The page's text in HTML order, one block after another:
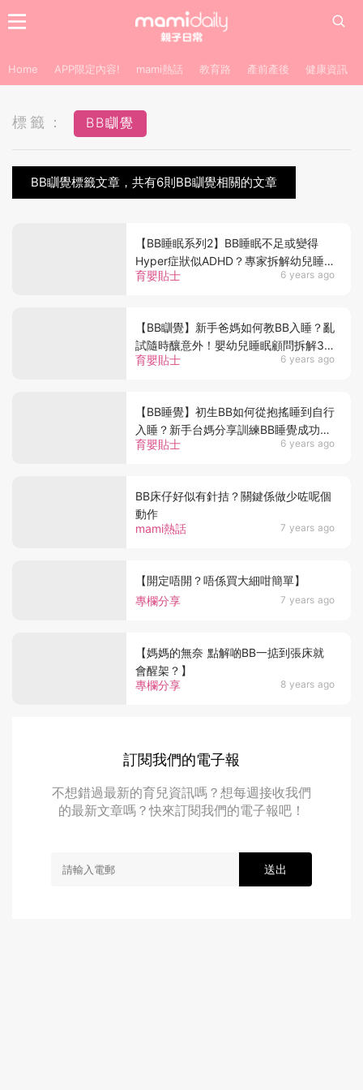
Home APP限定內容! mami熱話 教育路 產前產後 健康資訊
標籤： BB瞓覺
BB瞓覺標籤文章，共有6則BB瞓覺相關的文章
育嬰貼士 6 years ago
【BB睡眠系列2】BB睡眠不足或變得
Hyper症狀似ADHD？專家拆解幼兒睡
眠問題4大謬誤
育嬰貼士 6 years ago
【BB瞓覺】新手爸媽如何教BB入睡？亂
試隨時釀意外！嬰幼兒睡眠顧問拆解3
大睡眠方法
育嬰貼士 6 years ago
【BB睡覺】初生BB如何從抱搖睡到自行
入睡？新手台媽分享訓練BB睡覺成功血
淚史
mami熱話 7 years ago
BB床仔好似有針拮？關鍵係做少咗呢個
動作
專欄分享 7 years ago
【開定唔開？唔係買大細咁簡單】
專欄分享 8 years ago
【媽媽的無奈 點解啲BB一掂到張床就
會醒架？】
訂閱我們的電子報
不想錯過最新的育兒資訊嗎？想每週接收我們
的最新文章嗎？快來訂閱我們的電子報吧！
送出